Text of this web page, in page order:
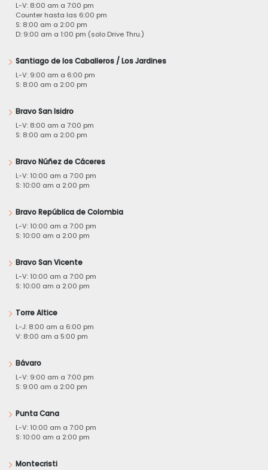
L-V: 8:00 am a 7:00 pm
Counter hasta las 6:00 pm
S: 8:00 am a 2:00 pm
D: 9:00 am a 1:00 pm (solo Drive Thru.)
Santiago de los Caballeros / Los Jardines
L-V: 9:00 am a 6:00 pm
S: 8:00 am a 2:00 pm
Bravo San Isidro
L-V: 8:00 am a 7:00 pm
S: 8:00 am a 2:00 pm
Bravo Núñez de Cáceres
L-V: 10:00 am a 7:00 pm
S: 10:00 am a 2:00 pm
Bravo República de Colombia
L-V: 10:00 am a 7:00 pm
S: 10:00 am a 2:00 pm
Bravo San Vicente
L-V: 10:00 am a 7:00 pm
S: 10:00 am a 2:00 pm
Torre Altice
L-J: 8:00 am a 6:00 pm
V: 8:00 am a 5:00 pm
Bávaro
L-V: 9:00 am a 7:00 pm
S: 9:00 am a 2:00 pm
Punta Cana
L-V: 10:00 am a 7:00 pm
S: 10:00 am a 2:00 pm
Montecristi